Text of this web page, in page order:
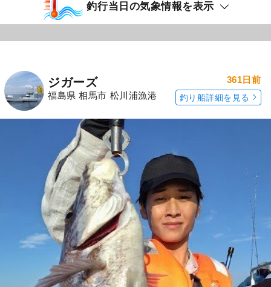
釣行当日の気象情報を表示
ジガーズ
福島県 相馬市 松川浦漁港
361日前
釣り船詳細を見る